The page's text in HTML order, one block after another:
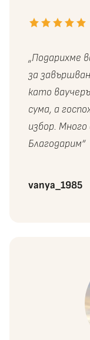
„Подарихме
за
като
сума, а
избор. Много
Благодарим“
vanya_1985